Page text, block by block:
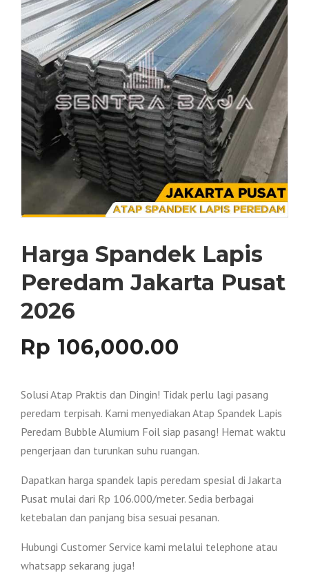
Harga Spandek Lapis
Peredam Jakarta Pusat
2026
Rp 106,000.00
Solusi Atap Praktis dan Dingin! Tidak perlu lagi pasang
peredam terpisah. Kami menyediakan Atap Spandek Lapis
Peredam Bubble Alumium Foil siap pasang! Hemat waktu
pengerjaan dan turunkan suhu ruangan.
Dapatkan harga spandek lapis peredam spesial di Jakarta
Pusat mulai dari Rp 106.000/meter. Sedia berbagai
ketebalan dan panjang bisa sesuai pesanan.
Hubungi Customer Service kami melalui telephone atau
whatsapp sekarang juga!